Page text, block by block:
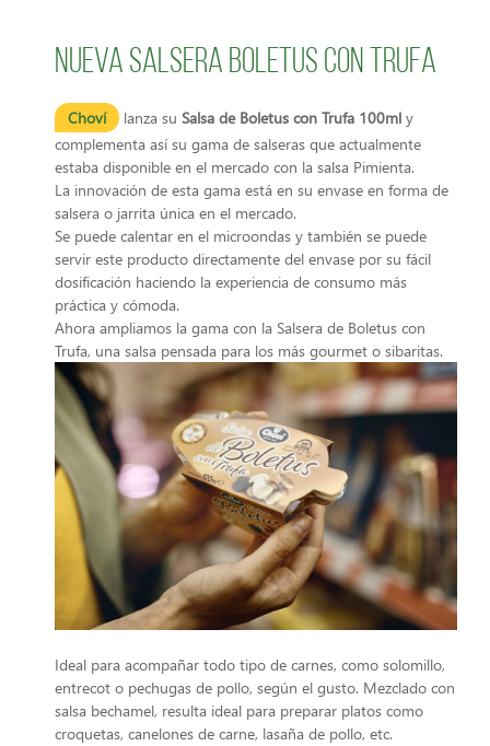
Nueva Salsera Boletus con Trufa
Choví lanza su Salsa de Boletus con Trufa 100ml y
complementa así su gama de salseras que actualmente
estaba disponible en el mercado con la salsa Pimienta.
La innovación de esta gama está en su envase en forma de
salsera o jarrita única en el mercado.
Se puede calentar en el microondas y también se puede
servir este producto directamente del envase por su fácil
dosificación haciendo la experiencia de consumo más
práctica y cómoda.
Ahora ampliamos la gama con la Salsera de Boletus con
Trufa, una salsa pensada para los más gourmet o sibaritas.
Ideal para acompañar todo tipo de carnes, como solomillo,
entrecot o pechugas de pollo, según el gusto. Mezclado con
salsa bechamel, resulta ideal para preparar platos como
croquetas, canelones de carne, lasaña de pollo, etc.